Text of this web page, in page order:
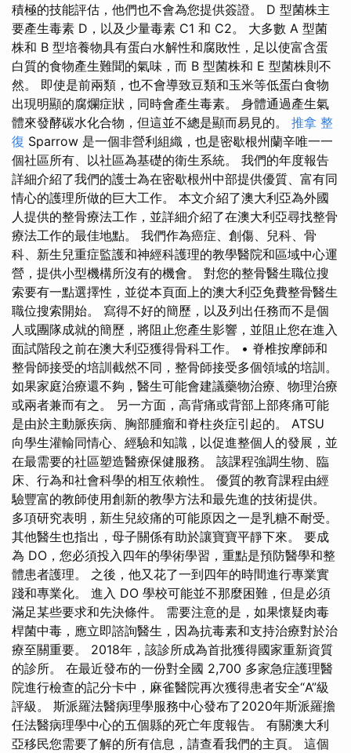
積極的技能評估，他們也不會為您提供簽證。 D 型菌株主
要產生毒素 D，以及少量毒素 C1 和 C2。 大多數 A 型菌
株和 B 型培養物具有蛋白水解性和腐敗性，足以使富含蛋
白質的食物產生難聞的氣味，而 B 型菌株和 E 型菌株則不
然。 即使是前兩類，也不會導致豆類和玉米等低蛋白食物
出現明顯的腐爛症狀，同時會產生毒素。 身體通過產生氣
體來發酵碳水化合物，但這並不總是顯而易見的。 推拿 整
復 Sparrow 是一個非營利組織，也是密歇根州蘭辛唯一一
個社區所有、以社區為基礎的衛生系統。 我們的年度報告
詳細介紹了我們的護士為在密歇根州中部提供優質、富有同
情心的護理所做的巨大工作。 本文介紹了澳大利亞為外國
人提供的整骨療法工作，並詳細介紹了在澳大利亞尋找整骨
療法工作的最佳地點。 我們作為癌症、創傷、兒科、骨
科、新生兒重症監護和神經科護理的教學醫院和區域中心運
營，提供小型機構所沒有的機會。 對您的整骨醫生職位搜
索要有一點選擇性，並從本頁面上的澳大利亞免費整骨醫生
職位搜索開始。 寫得不好的簡歷，以及列出任務而不是個
人或團隊成就的簡歷，將阻止您產生影響，並阻止您在進入
面試階段之前在澳大利亞獲得骨科工作。 • 脊椎按摩師和
整骨師接受的培訓截然不同，整骨師接受多個領域的培訓。
如果家庭治療還不夠，醫生可能會建議藥物治療、物理治療
或兩者兼而有之。 另一方面，高背痛或背部上部疼痛可能
是由於主動脈疾病、胸部腫瘤和脊柱炎症引起的。 ATSU
向學生灌輸同情心、經驗和知識，以促進整個人的發展，並
在最需要的社區塑造醫療保健服務。 該課程強調生物、臨
床、行為和社會科學的相互依賴性。 優質的教育課程由經
驗豐富的教師使用創新的教學方法和最先進的技術提供。
多項研究表明，新生兒絞痛的可能原因之一是乳糖不耐受。
其他醫生也指出，母子關係有助於讓寶寶平靜下來。 要成
為 DO，您必須投入四年的學術學習，重點是預防醫學和整
體患者護理。 之後，他又花了一到四年的時間進行專業實
踐和專業化。 進入 DO 學校可能並不那麼困難，但是必須
滿足某些要求和先決條件。 需要注意的是，如果懷疑肉毒
桿菌中毒，應立即諮詢醫生，因為抗毒素和支持治療對於治
療至關重要。 2018年，該診所成為首批獲得國家重新資質
的診所。 在最近發布的一份對全國 2,700 多家急症護理醫
院進行檢查的記分卡中，麻雀醫院再次獲得患者安全“A”級
評級。 斯派羅法醫病理學服務中心發布了2020年斯派羅擔
任法醫病理學中心的五個縣的死亡年度報告。 有關澳大利
亞移民您需要了解的所有信息，請查看我們的主頁。 這個